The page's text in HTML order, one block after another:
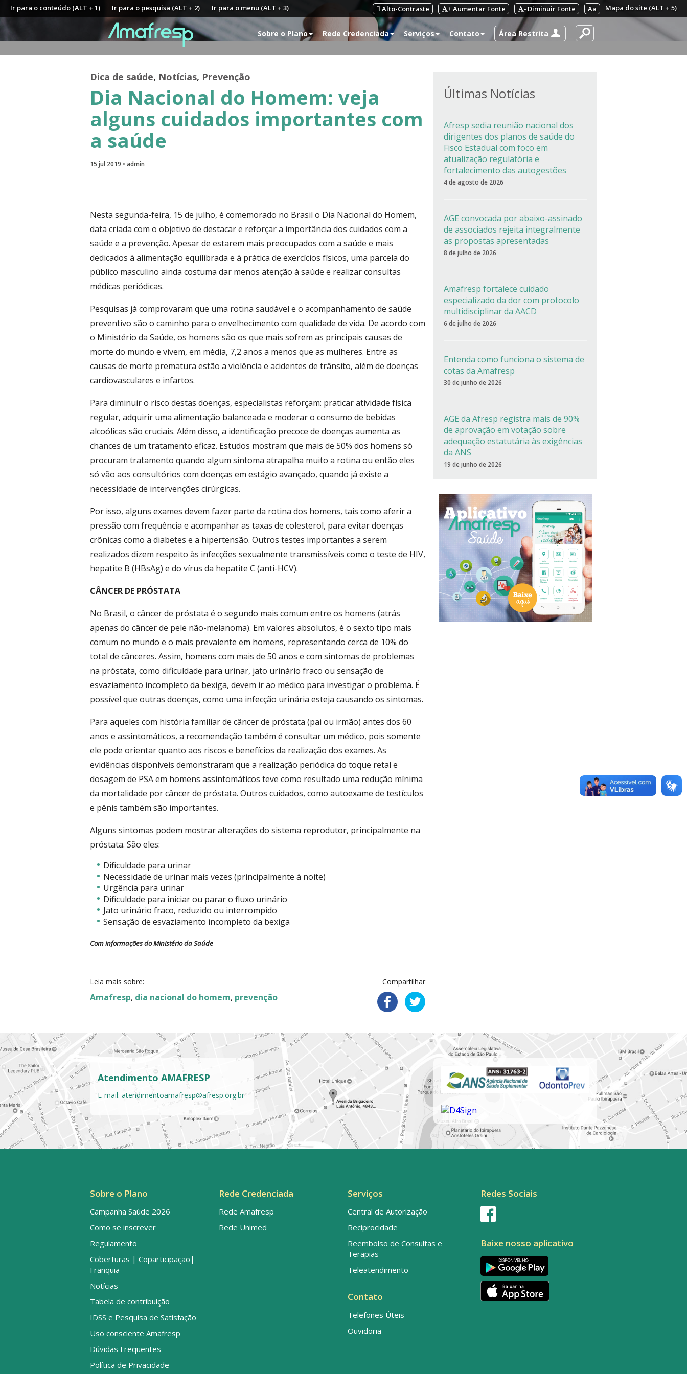
Ir para o conteúdo (ALT + 1) Ir para o pesquisa (ALT + 2) Ir para o menu (ALT + 3) Mapa do site (ALT + 5)
Aa
- Diminuir Fonte
+ Aumentar Fonte
Alto-Contraste
Sobre o Plano Rede Credenciada Serviços Contato Área Restrita
Dica de saúde, Notícias, Prevenção
Dia Nacional do Homem: veja
alguns cuidados importantes com
a saúde
15 jul 2019 • admin
Nesta segunda-feira, 15 de julho, é comemorado no Brasil o Dia Nacional do Homem,
data criada com o objetivo de destacar e reforçar a importância dos cuidados com a
saúde e a prevenção. Apesar de estarem mais preocupados com a saúde e mais
dedicados à alimentação equilibrada e à prática de exercícios físicos, uma parcela do
público masculino ainda costuma dar menos atenção à saúde e realizar consultas
médicas periódicas.
Pesquisas já comprovaram que uma rotina saudável e o acompanhamento de saúde
preventivo são o caminho para o envelhecimento com qualidade de vida. De acordo com
o Ministério da Saúde, os homens são os que mais sofrem as principais causas de
morte do mundo e vivem, em média, 7,2 anos a menos que as mulheres. Entre as
causas de morte prematura estão a violência e acidentes de trânsito, além de doenças
cardiovasculares e infartos.
Para diminuir o risco destas doenças, especialistas reforçam: praticar atividade física
regular, adquirir uma alimentação balanceada e moderar o consumo de bebidas
alcoólicas são cruciais. Além disso, a identificação precoce de doenças aumenta as
chances de um tratamento eficaz. Estudos mostram que mais de 50% dos homens só
procuram tratamento quando algum sintoma atrapalha muito a rotina ou então eles
só vão aos consultórios com doenças em estágio avançado, quando já existe a
necessidade de intervenções cirúrgicas.
Por isso, alguns exames devem fazer parte da rotina dos homens, tais como aferir a
pressão com frequência e acompanhar as taxas de colesterol, para evitar doenças
crônicas como a diabetes e a hipertensão. Outros testes importantes a serem
realizados dizem respeito às infecções sexualmente transmissíveis como o teste de HIV,
hepatite B (HBsAg) e do vírus da hepatite C (anti-HCV).
CÂNCER DE PRÓSTATA
No Brasil, o câncer de próstata é o segundo mais comum entre os homens (atrás
apenas do câncer de pele não-melanoma). Em valores absolutos, é o sexto tipo mais
comum no mundo e o mais prevalente em homens, representando cerca de 10% do
total de cânceres. Assim, homens com mais de 50 anos e com sintomas de problemas
na próstata, como dificuldade para urinar, jato urinário fraco ou sensação de
esvaziamento incompleto da bexiga, devem ir ao médico para investigar o problema. É
possível que outras doenças, como uma infecção urinária esteja causando os sintomas.
Para aqueles com história familiar de câncer de próstata (pai ou irmão) antes dos 60
anos e assintomáticos, a recomendação também é consultar um médico, pois somente
ele pode orientar quanto aos riscos e benefícios da realização dos exames. As
evidências disponíveis demonstraram que a realização periódica do toque retal e
dosagem de PSA em homens assintomáticos teve como resultado uma redução mínima
da mortalidade por câncer de próstata. Outros cuidados, como autoexame de testículos
e pênis também são importantes.
Alguns sintomas podem mostrar alterações do sistema reprodutor, principalmente na
próstata. São eles:
Dificuldade para urinar
Necessidade de urinar mais vezes (principalmente à noite)
Urgência para urinar
Dificuldade para iniciar ou parar o fluxo urinário
Jato urinário fraco, reduzido ou interrompido
Sensação de esvaziamento incompleto da bexiga
Com informações do Ministério da Saúde
Leia mais sobre:
Amafresp, dia nacional do homem, prevenção
Compartilhar
Últimas Notícias
Afresp sedia reunião nacional dos
dirigentes dos planos de saúde do
Fisco Estadual com foco em
atualização regulatória e
fortalecimento das autogestões
4 de agosto de 2026
AGE convocada por abaixo-assinado
de associados rejeita integralmente
as propostas apresentadas
8 de julho de 2026
Amafresp fortalece cuidado
especializado da dor com protocolo
multidisciplinar da AACD
6 de julho de 2026
Entenda como funciona o sistema de
cotas da Amafresp
30 de junho de 2026
AGE da Afresp registra mais de 90%
de aprovação em votação sobre
adequação estatutária às exigências
da ANS
19 de junho de 2026
Atendimento AMAFRESP
E-mail: atendimentoamafresp@afresp.org.br
Sobre o Plano
Campanha Saúde 2026
Como se inscrever
Regulamento
Coberturas | Coparticipação|
Franquia
Notícias
Tabela de contribuição
IDSS e Pesquisa de Satisfação
Uso consciente Amafresp
Dúvidas Frequentes
Política de Privacidade
Rede Credenciada
Rede Amafresp
Rede Unimed
Serviços
Central de Autorização
Reciprocidade
Reembolso de Consultas e
Terapias
Teleatendimento
Contato
Telefones Úteis
Ouvidoria
Redes Sociais
Baixe nosso aplicativo